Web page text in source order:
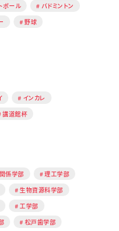
ボール
バドミントン
野球
インカレ
講道館杯
係学部
理工学部
生物資源科学部
工学部
松戸歯学部